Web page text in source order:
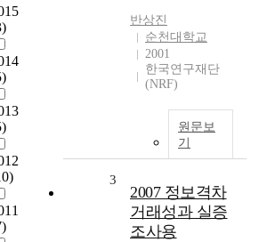
반상진
순천대학교
2001
한국연구재단
(NRF)
원문보
기
3
2007 정보격차
거래성과 실증
조사용